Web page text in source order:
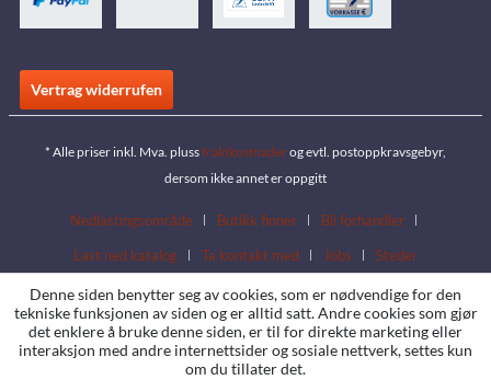
Vertrag widerrufen
* Alle priser inkl. Mva. plussfraktkostnaderog evtl. postoppkravsgebyr,
dersom ikke annet er oppgitt
Nedlastingsområde Butikk finner
Bli forhandler
Last ned katalog
Ta kontakt med Jobs Steder
Denne siden benytter seg av cookies, som er nødvendige for den
tekniske funksjonen av siden og er alltid satt. Andre cookies som gjør
det enklere å bruke denne siden, er til for direkte marketing eller
interaksjon med andre internettsider og sosiale nettverk, settes kun
om du tillater det.